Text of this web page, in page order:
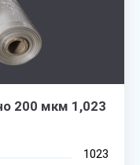
200 мкм 1,023
1023